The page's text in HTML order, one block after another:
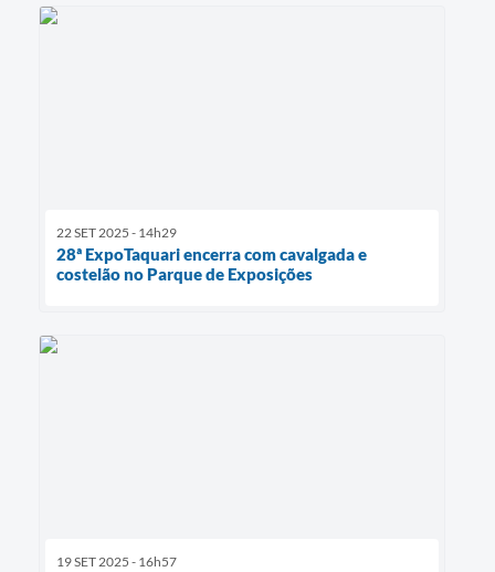
22 SET 2025 - 14h29
28ª ExpoTaquari encerra com cavalgada e
costelão no Parque de Exposições
19 SET 2025 - 16h57